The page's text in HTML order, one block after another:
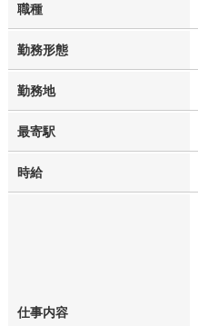
職種
勤務形態
勤務地
最寄駅
時給
仕事内容